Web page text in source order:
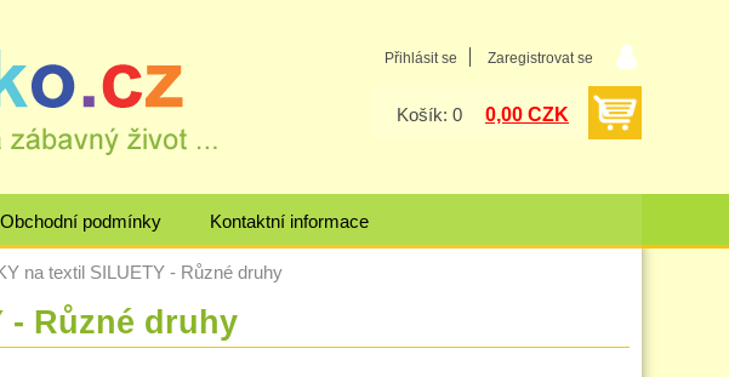
Přihlásit se Zaregistrovat se
Košík: 0 0,00 CZK
Obchodní podmínky Kontaktní informace
na textil SILUETY - Různé druhy
- Různé druhy